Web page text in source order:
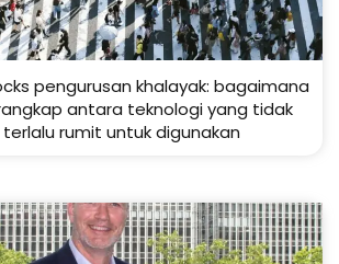
pengurusan khalayak: bagaimana
antara teknologi yang tidak
rumit untuk digunakan